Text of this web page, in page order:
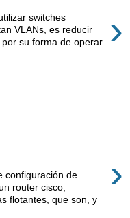
›
switches
VLANs, es reducir
su forma de operar
›
configuración de
router cisco,
flotantes, que son, y